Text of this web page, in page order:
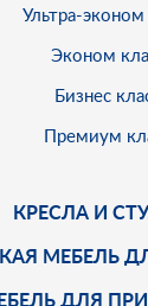
Ультра-эконом
Эконом
Бизнес
Премиум
КРЕСЛА И
МЕБЕЛЬ
ДЛЯ